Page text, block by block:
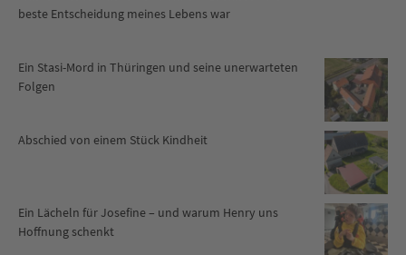
beste Entscheidung meines Lebens war
Ein Stasi-Mord in Thüringen und seine unerwarteten
Folgen
Abschied von einem Stück Kindheit
Ein Lächeln für Josefine – und warum Henry uns
Hoffnung schenkt